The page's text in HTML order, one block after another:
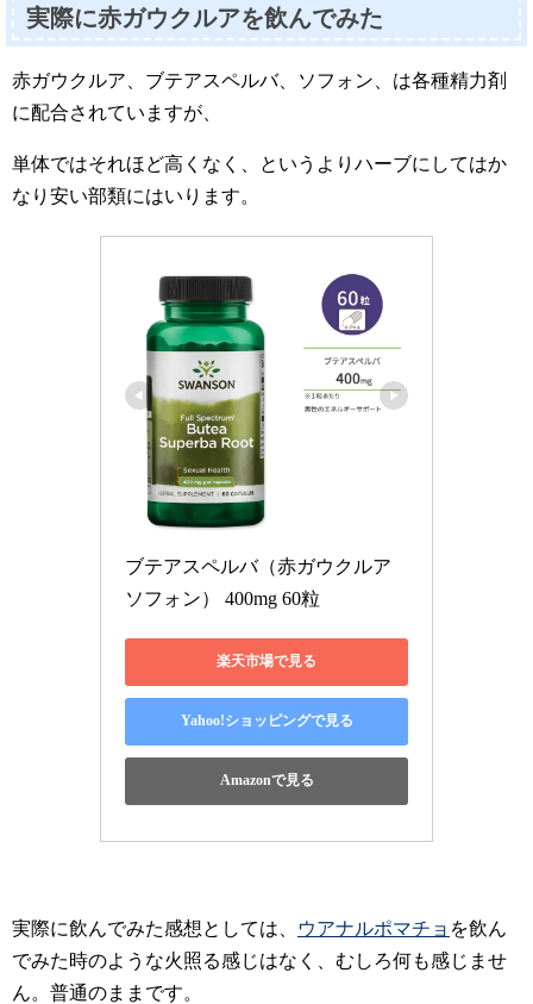
実際に赤ガウクルアを飲んでみた
赤ガウクルア、ブテアスペルバ、ソフォン、は各種精力剤
に配合されていますが、
単体ではそれほど高くなく、というよりハーブにしてはか
なり安い部類にはいります。
ブテアスペルバ（赤ガウクルア
ソフォン） 400mg 60粒
楽天市場で見る
Yahoo!ショッピングで見る
Amazonで見る
実際に飲んでみた感想としては、 ウアナルポマチョ を飲ん
でみた時のような火照る感じはなく、むしろ何も感じませ
ん。普通のままです。